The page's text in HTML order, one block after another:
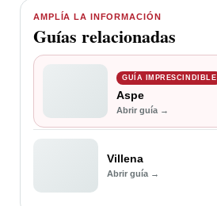
AMPLÍA LA INFORMACIÓN
Guías relacionadas
GUÍA IMPRESCINDIBLE
Aspe
Abrir guía →
Villena
Abrir guía →